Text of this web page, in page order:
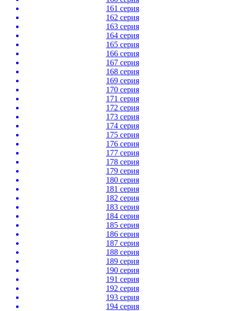
161 серия
162 серия
163 серия
164 серия
165 серия
166 серия
167 серия
168 серия
169 серия
170 серия
171 серия
172 серия
173 серия
174 серия
175 серия
176 серия
177 серия
178 серия
179 серия
180 серия
181 серия
182 серия
183 серия
184 серия
185 серия
186 серия
187 серия
188 серия
189 серия
190 серия
191 серия
192 серия
193 серия
194 серия